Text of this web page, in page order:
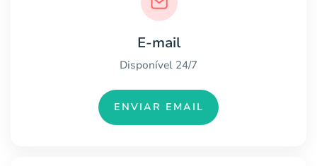
E-mail
Disponível 24/7
ENVIAR EMAIL